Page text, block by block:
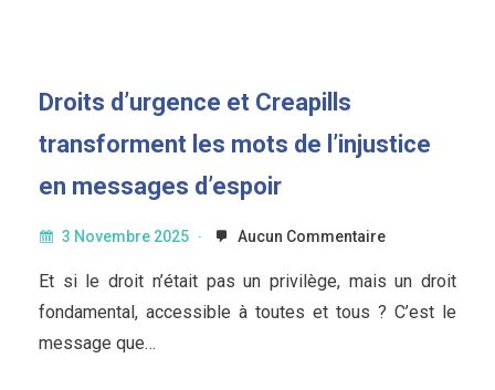
Droits d’urgence et Creapills
transforment les mots de l’injustice
en messages d’espoir
3 Novembre 2025 Aucun Commentaire
Et si le droit n’était pas un privilège, mais un droit
fondamental, accessible à toutes et tous ? C’est le
message que…